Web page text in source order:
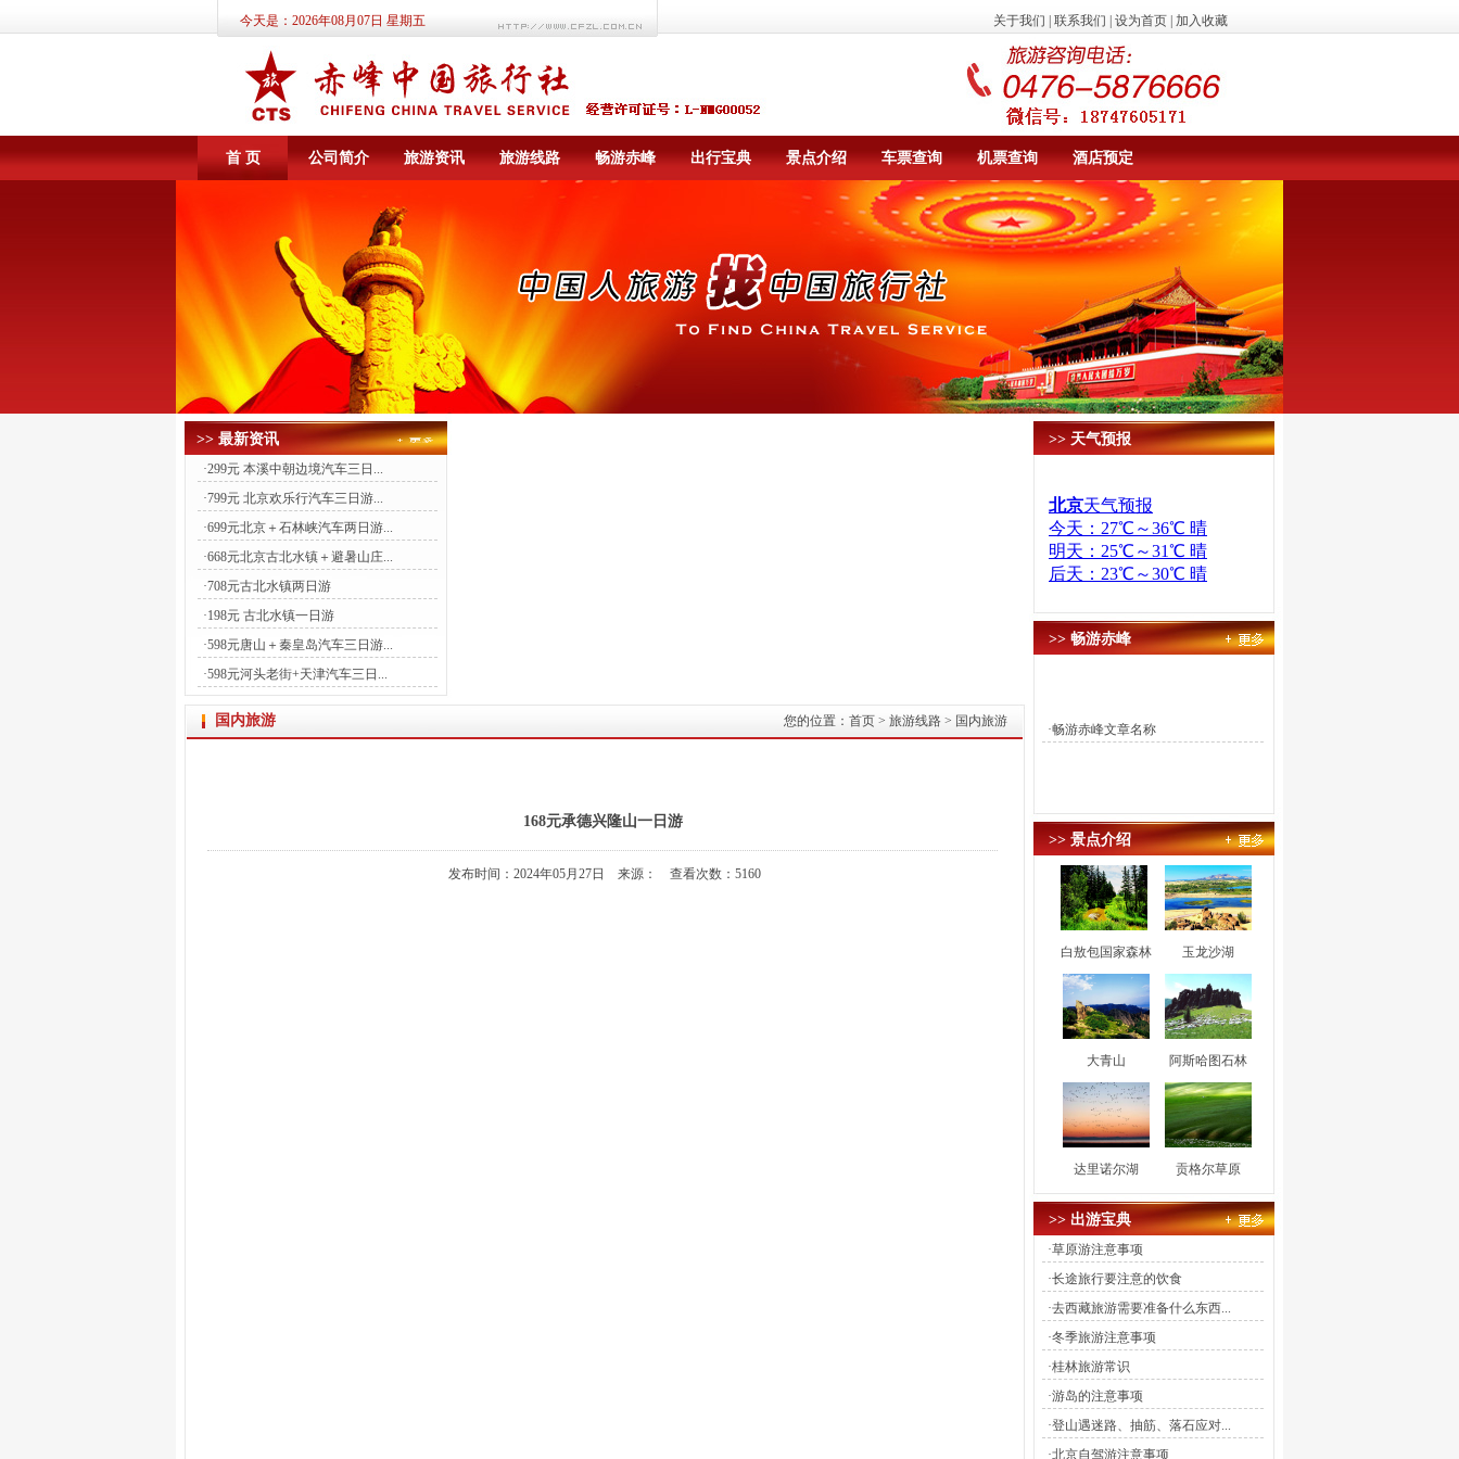
今天是： 2026年08月07日 星期五 关于我们 联系我们 设为首页 加入收藏
首 页 公司简介 旅游资讯 旅游线路 畅游赤峰 出行宝典 景点介绍 车票查询 机票查询 酒店预定
>> 最新资讯
·299元 本溪中朝边境汽车三日...
·799元 北京欢乐行汽车三日游...
·699元北京＋石林峡汽车两日游...
·668元北京古北水镇＋避暑山庄...
·708元古北水镇两日游
·198元 古北水镇一日游
·598元唐山＋秦皇岛汽车三日游...
·598元河头老街+天津汽车三日...
国内旅游 您的位置： 首页 > 旅游线路 > 国内旅游
168元承德兴隆山一日游
发布时间：2024年05月27日 来源： 查看次数：5160
>> 天气预报
>> 畅游赤峰
·畅游赤峰文章名称
>> 景点介绍
白敖包国家森林 玉龙沙湖
大青山 阿斯哈图石林
达里诺尔湖 贡格尔草原
>> 出游宝典
·草原游注意事项
·长途旅行要注意的饮食
·去西藏旅游需要准备什么东西...
·冬季旅游注意事项
·桂林旅游常识
·游岛的注意事项
·登山遇迷路、抽筋、落石应对...
·北京自驾游注意事项